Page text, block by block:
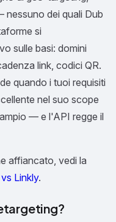
dei quali Dub
si
sulle basi: domini
link, codici QR.
quando i tuoi requisiti
nel suo scope
— e l'API regge il
affiancato, vedi la
Linkly.